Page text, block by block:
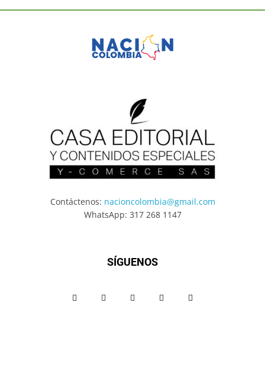
Contáctenos: nacioncolombia@gmail.com
WhatsApp: 317 268 1147
SÍGUENOS